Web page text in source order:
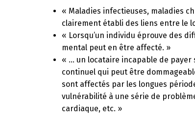
« Maladies infectieuses, maladies
clairement établi des liens entre le
« Lorsqu’un individu éprouve des
mental peut en être affecté. »
« … un locataire incapable de payer
continuel qui peut être
sont affectés par les longues
vulnérabilité à une série de
cardiaque, etc. »